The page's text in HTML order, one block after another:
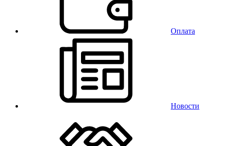
Оплата
Новости